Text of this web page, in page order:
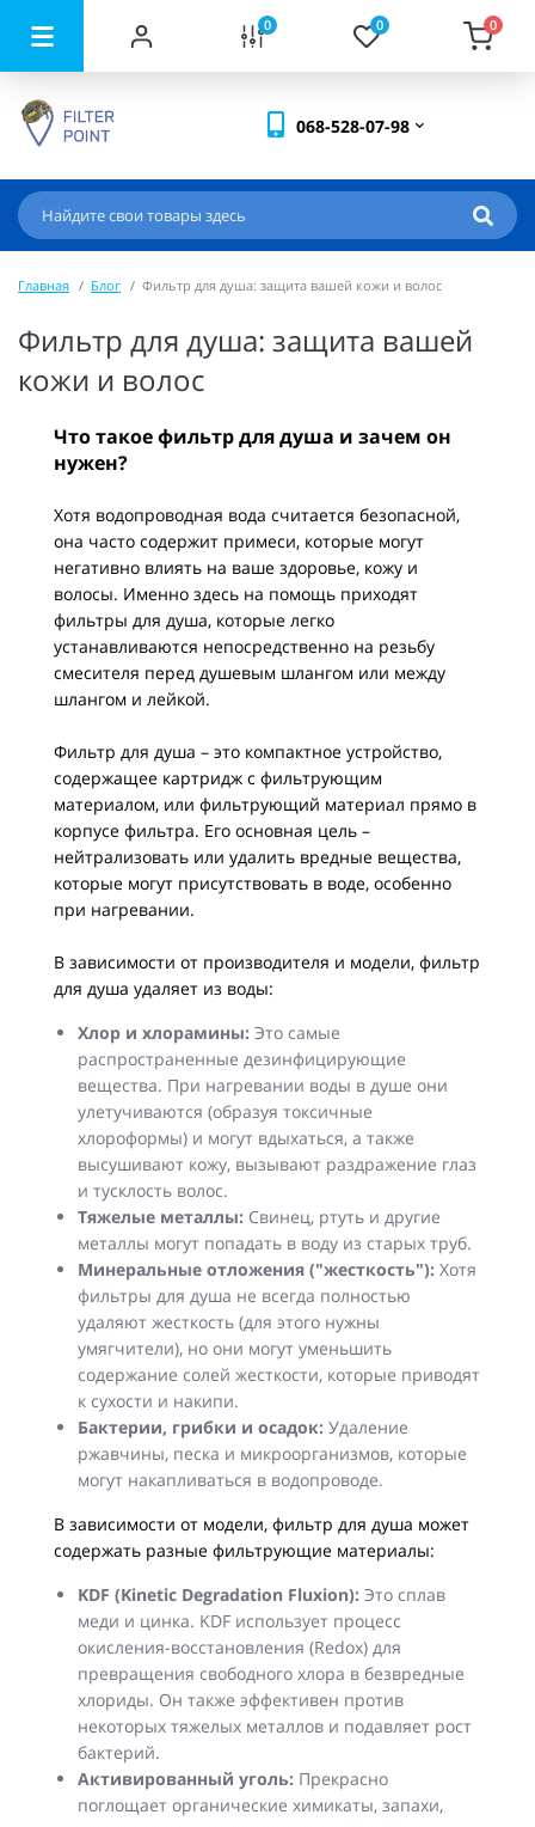
0 0 0
068-528-07-98
Главная Блог Фильтр для душа: защита вашей кожи и волос
Фильтр для душа: защита вашей
кожи и волос
Что такое фильтр для душа и зачем он
нужен?
Хотя водопроводная вода считается безопасной,
она часто содержит примеси, которые могут
негативно влиять на ваше здоровье, кожу и
волосы. Именно здесь на помощь приходят
фильтры для душа, которые легко
устанавливаются непосредственно на резьбу
смесителя перед душевым шлангом или между
шлангом и лейкой.
Фильтр для душа – это компактное устройство,
содержащее картридж с фильтрующим
материалом, или фильтрующий материал прямо в
корпусе фильтра. Его основная цель –
нейтрализовать или удалить вредные вещества,
которые могут присутствовать в воде, особенно
при нагревании.
В зависимости от производителя и модели, фильтр
для душа удаляет из воды:
Хлор и хлорамины: Это самые
распространенные дезинфицирующие
вещества. При нагревании воды в душе они
улетучиваются (образуя токсичные
хлороформы) и могут вдыхаться, а также
высушивают кожу, вызывают раздражение глаз
и тусклость волос.
Тяжелые металлы: Свинец, ртуть и другие
металлы могут попадать в воду из старых труб.
Минеральные отложения ("жесткость"): Хотя
фильтры для душа не всегда полностью
удаляют жесткость (для этого нужны
умягчители), но они могут уменьшить
содержание солей жесткости, которые приводят
к сухости и накипи.
Бактерии, грибки и осадок: Удаление
ржавчины, песка и микроорганизмов, которые
могут накапливаться в водопроводе.
В зависимости от модели, фильтр для душа может
содержать разные фильтрующие материалы:
KDF (Kinetic Degradation Fluxion): Это сплав
меди и цинка. KDF использует процесс
окисления-восстановления (Redox) для
превращения свободного хлора в безвредные
хлориды. Он также эффективен против
некоторых тяжелых металлов и подавляет рост
бактерий.
Активированный уголь: Прекрасно
поглощает органические химикаты, запахи,